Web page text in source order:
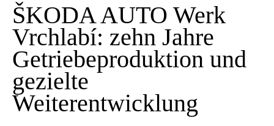
ŠKODA AUTO Werk
Vrchlabí: zehn Jahre
Getriebeproduktion und
gezielte
Weiterentwicklung